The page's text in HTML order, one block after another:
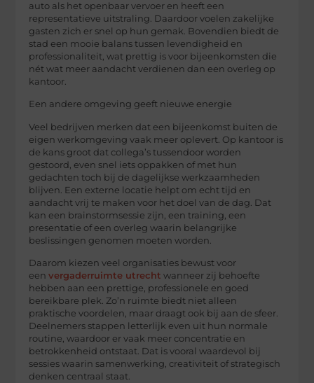
auto als het openbaar vervoer en heeft een
representatieve uitstraling. Daardoor voelen zakelijke
gasten zich er snel op hun gemak. Bovendien biedt de
stad een mooie balans tussen levendigheid en
professionaliteit, wat prettig is voor bijeenkomsten die
nét wat meer aandacht verdienen dan een overleg op
kantoor.
Een andere omgeving geeft nieuwe energie
Veel bedrijven merken dat een bijeenkomst buiten de
eigen werkomgeving vaak meer oplevert. Op kantoor is
de kans groot dat collega’s tussendoor worden
gestoord, even snel iets oppakken of met hun
gedachten toch bij de dagelijkse werkzaamheden
blijven. Een externe locatie helpt om echt tijd en
aandacht vrij te maken voor het doel van de dag. Dat
kan een brainstormsessie zijn, een training, een
presentatie of een overleg waarin belangrijke
beslissingen genomen moeten worden.
Daarom kiezen veel organisaties bewust voor
eenvergaderruimte utrecht wanneer zij behoefte
hebben aan een prettige, professionele en goed
bereikbare plek. Zo’n ruimte biedt niet alleen
praktische voordelen, maar draagt ook bij aan de sfeer.
Deelnemers stappen letterlijk even uit hun normale
routine, waardoor er vaak meer concentratie en
betrokkenheid ontstaat. Dat is vooral waardevol bij
sessies waarin samenwerking, creativiteit of strategisch
denken centraal staat.